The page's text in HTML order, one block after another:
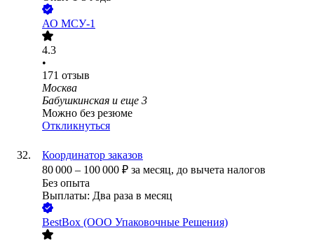
АО МСУ-1
4.3
•
171 отзыв
Москва
Бабушкинская и еще 3
Можно без резюме
Откликнуться
Координатор заказов
80 000 – 100 000 ₽ за месяц, до вычета налогов
Без опыта
Выплаты: Два раза в месяц
BestBox (ООО Упаковочные Решения)